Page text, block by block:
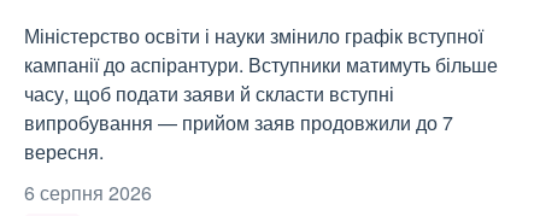
Міністерство освіти і науки змінило графік вступної
кампанії до аспірантури. Вступники матимуть більше
часу, щоб подати заяви й скласти вступні
випробування — прийом заяв продовжили до 7
вересня.
6 серпня 2026